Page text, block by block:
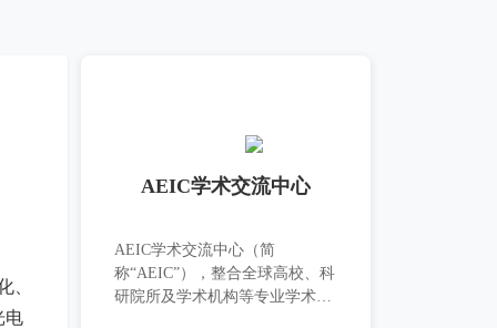
、
电
AEIC学术交流中心
AEIC学术交流中心（简
称“AEIC”），整合全球高校、科
研院所及学术机构等专业学术资